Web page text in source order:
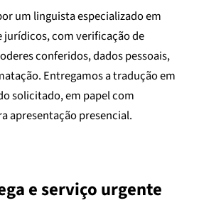
um linguista especializado em
com verificação de
conferidos, dados pessoais,
Entregamos a tradução em
solicitado, em papel com
apresentação presencial.
e serviço urgente